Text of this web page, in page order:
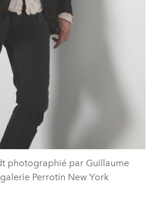
photographié par Guillaume
Perrotin New York